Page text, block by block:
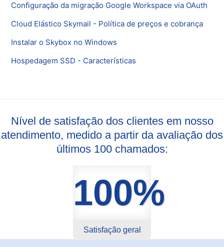
Configuração da migração Google Workspace via OAuth
Cloud Elástico Skymail - Política de preços e cobrança
Instalar o Skybox no Windows
Hospedagem SSD - Características
Nível de satisfação dos clientes em nosso
atendimento, medido a partir da avaliação dos
últimos 100 chamados:
100%
Satisfação geral